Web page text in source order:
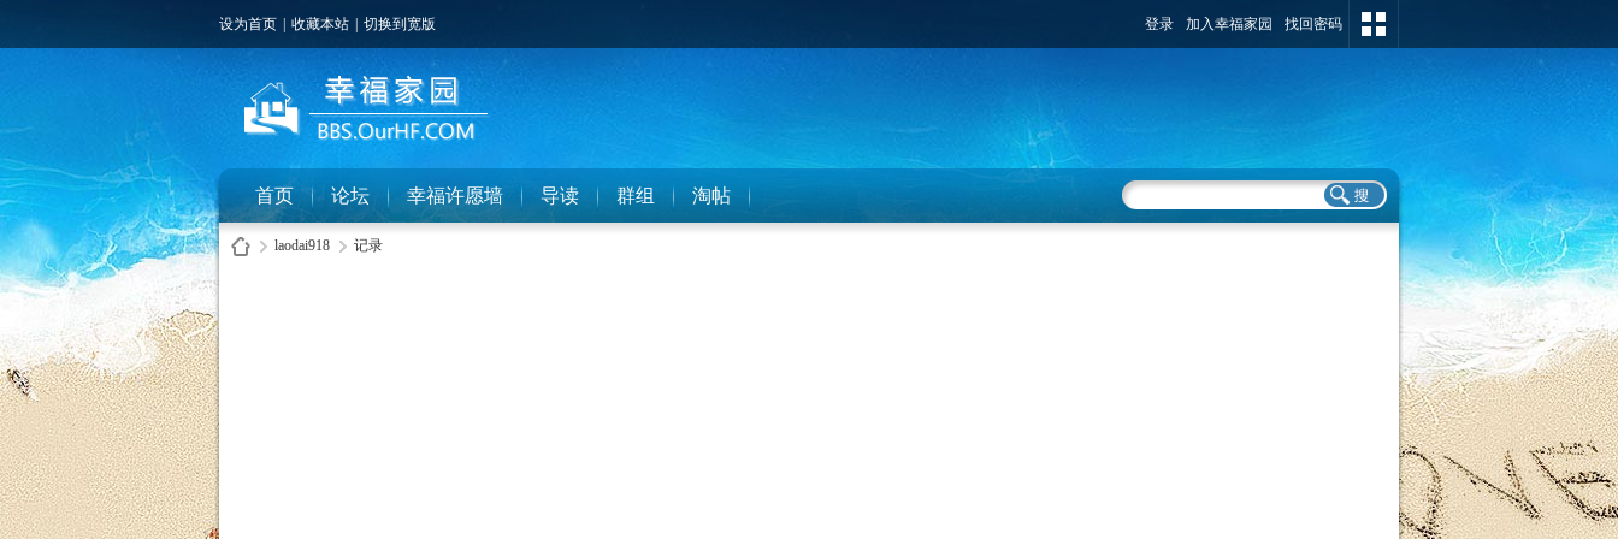
设为首页 收藏本站 切换到宽版 登录 加入幸福家园 找回密码
首页 论坛 幸福许愿墙 导读 群组 淘帖
laodai918 记录